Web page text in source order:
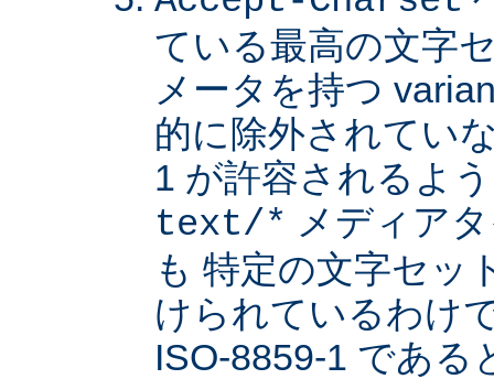
ている最高の文字
メータを持つ
的に除外されてい
1 が許容されるよ
text/* メディア
も 特定の文字セッ
けられているわけ
ISO-8859-1 である